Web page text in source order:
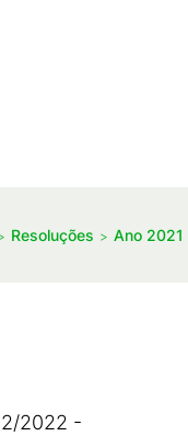
Resoluções Ano 2021
2022 -